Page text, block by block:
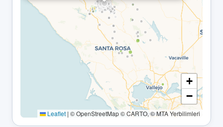
+
−
Leaflet | © OpenStreetMap © CARTO, © MTA Yerbilimleri